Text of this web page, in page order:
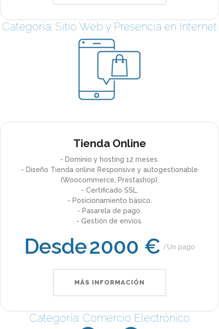
Categoría: Sitio Web y Presencia en Internet
Tienda Online
- Dominio y hosting 12 meses.
- Diseño Tienda online Responsive y autogestionable
(Woocommerce, Prestashop).
- Certificado SSL.
- Posicionamiento básico.
- Pasarela de pago.
- Gestión de envíos.
Desde2000 € Un pago
MÁS INFORMACIÓN
Categoría: Comercio Electrónico